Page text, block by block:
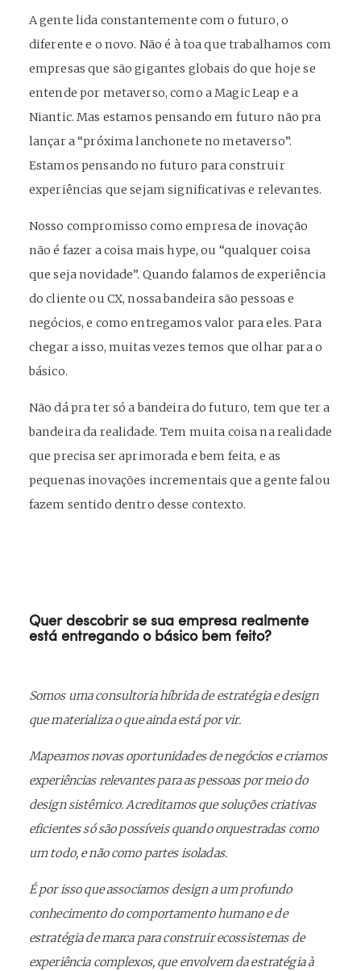
A gente lida constantemente com o futuro, o
diferente e o novo. Não é à toa que trabalhamos com
empresas que são gigantes globais do que hoje se
entende por metaverso, como a Magic Leap e a
Niantic. Mas estamos pensando em futuro não pra
lançar a “próxima lanchonete no metaverso”.
Estamos pensando no futuro para construir
experiências que sejam significativas e relevantes.
Nosso compromisso como empresa de inovação
não é fazer a coisa mais hype, ou “qualquer coisa
que seja novidade”. Quando falamos de experiência
do cliente ou CX, nossa bandeira são pessoas e
negócios, e como entregamos valor para eles. Para
chegar a isso, muitas vezes temos que olhar para o
básico.
Não dá pra ter só a bandeira do futuro, tem que ter a
bandeira da realidade. Tem muita coisa na realidade
que precisa ser aprimorada e bem feita, e as
pequenas inovações incrementais que a gente falou
fazem sentido dentro desse contexto.
Quer descobrir se sua empresa realmente
está entregando o básico bem feito?
Somos uma consultoria híbrida de estratégia e design
que materializa o que ainda está por vir.
Mapeamos novas oportunidades de negócios e criamos
experiências relevantes para as pessoas por meio do
design sistêmico. Acreditamos que soluções criativas
eficientes só são possíveis quando orquestradas como
um todo, e não como partes isoladas.
É por isso que associamos design a um profundo
conhecimento do comportamento humano e de
estratégia de marca para construir ecossistemas de
experiência complexos, que envolvem da estratégia à